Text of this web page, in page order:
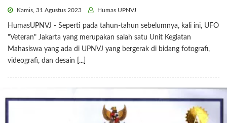
Kamis, 31 Agustus 2023 Humas UPNVJ
HumasUPNVJ - Seperti pada tahun-tahun sebelumnya, kali ini, UFO
"Veteran" Jakarta yang merupakan salah satu Unit Kegiatan
Mahasiswa yang ada di UPNVJ yang bergerak di bidang fotografi,
videografi, dan desain
[...]